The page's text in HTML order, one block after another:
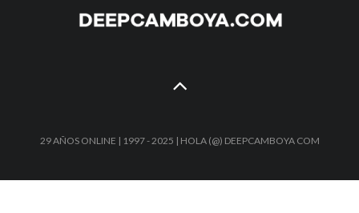
29 AÑOS ONLINE | 1997 - 2025 | HOLA (@) DEEPCAMBOYA COM